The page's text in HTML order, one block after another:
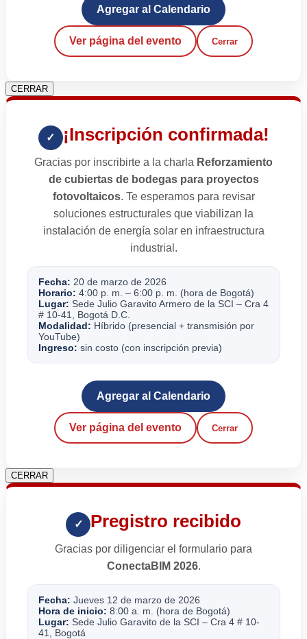
Agregar al Calendario
Ver página del evento Cerrar
CERRAR
✓ ¡Inscripción confirmada!
Gracias por inscribirte a la charla Reforzamiento
de cubiertas de bodegas para proyectos
fotovoltaicos. Te esperamos para revisar
soluciones estructurales que viabilizan la
instalación de energía solar en infraestructura
industrial.
Fecha: 20 de marzo de 2026
Horario: 4:00 p. m. – 6:00 p. m. (hora de Bogotá)
Lugar: Sede Julio Garavito Armero de la SCI – Cra 4
# 10-41, Bogotá D.C.
Modalidad: Híbrido (presencial + transmisión por
YouTube)
Ingreso: sin costo (con inscripción previa)
Agregar al Calendario
Ver página del evento Cerrar
CERRAR
✓ Pregistro recibido
Gracias por diligenciar el formulario para
ConectaBIM 2026.
Fecha: Jueves 12 de marzo de 2026
Hora de inicio: 8:00 a. m. (hora de Bogotá)
Lugar: Sede Julio Garavito de la SCI – Cra 4 # 10-
41, Bogotá